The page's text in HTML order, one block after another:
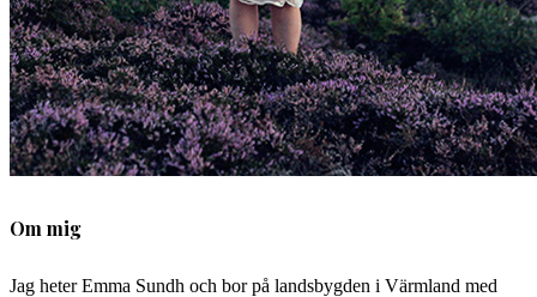
Om mig
Jag heter Emma Sundh och bor på landsbygden i Värmland med